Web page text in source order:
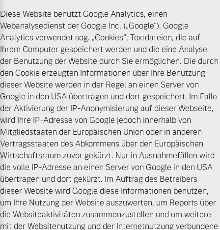
Diese Website benutzt Google Analytics, einen
Webanalysedienst der Google Inc. („Google“). Google
Analytics verwendet sog. „Cookies“, Textdateien, die auf
Ihrem Computer gespeichert werden und die eine Analyse
der Benutzung der Website durch Sie ermöglichen. Die durch
den Cookie erzeugten Informationen über Ihre Benutzung
dieser Website werden in der Regel an einen Server von
Google in den USA übertragen und dort gespeichert. Im Falle
der Aktivierung der IP-Anonymisierung auf dieser Webseite,
wird Ihre IP-Adresse von Google jedoch innerhalb von
Mitgliedstaaten der Europäischen Union oder in anderen
Vertragsstaaten des Abkommens über den Europäischen
Wirtschaftsraum zuvor gekürzt. Nur in Ausnahmefällen wird
die volle IP-Adresse an einen Server von Google in den USA
übertragen und dort gekürzt. Im Auftrag des Betreibers
dieser Website wird Google diese Informationen benutzen,
um Ihre Nutzung der Website auszuwerten, um Reports über
die Websiteaktivitäten zusammenzustellen und um weitere
mit der Websitenutzung und der Internetnutzung verbundene